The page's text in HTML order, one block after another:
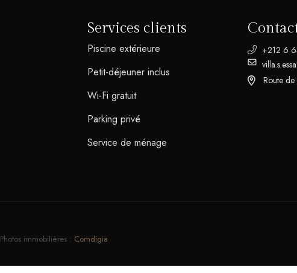
Services clients
Piscine extérieure
Petit-déjeuner inclus
Wi-Fi gratuit
Parking privé
Service de ménage
+212 6
Route
Photos immobilières : Comdigia